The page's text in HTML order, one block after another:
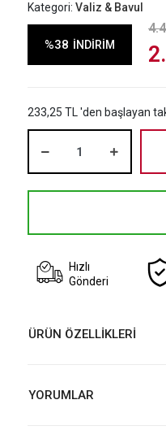
Kategori: Valiz & Bavul
%38 İNDİRİM
233,25 TL 'den başlayan
Hızlı
Gönderi
ÜRÜN ÖZELLİKLERİ
YORUMLAR